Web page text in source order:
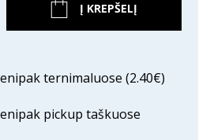
Į KREPŠELĮ
ternimaluose (2.40€)
pickup taškuose